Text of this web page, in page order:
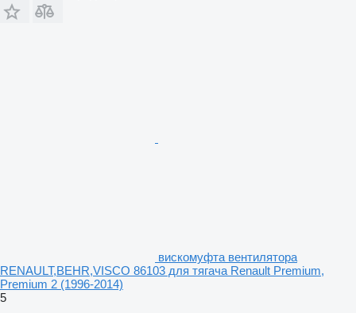
вискомуфта вентилятора
RENAULT,BEHR,VISCO 86103 для тягача Renault Premium,
Premium 2 (1996-2014)
5